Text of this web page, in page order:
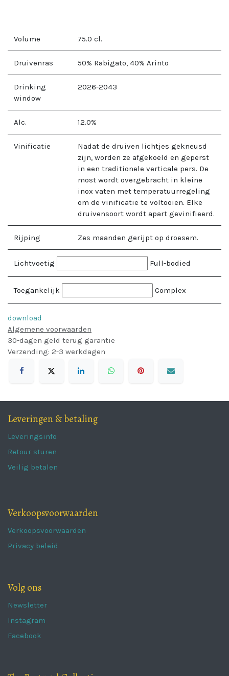
Volume 75.0 cl.
Druivenras 50% Rabigato, 40% Arinto
Drinking
window
2026-2043
Alc. 12.0%
Vinificatie
Nadat de druiven lichtjes gekneusd
zijn, worden ze afgekoeld en geperst
in een traditionele verticale pers. De
most wordt overgebracht in kleine
inox vaten met temperatuurregeling
om de vinificatie te voltooien. Elke
druivensoort wordt apart gevinifieerd.
Rijping Zes maanden gerijpt op droesem.
Lichtvoetig Full-bodied
Toegankelijk Complex
download
Algemene voorwaarden
30-dagen geld terug garantie
Verzending: 2-3 werkdagen
Leveringen & betaling
Leveringsinfo
Retour sturen
Veilig betalen
Verkoopsvoorwaarden
Verkoopsvoorwaarden
Privacy beleid
Volg ons
Newsletter
Instagram
Facebook